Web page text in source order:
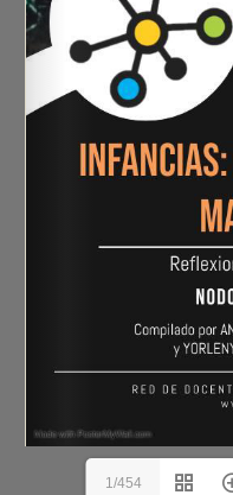
1/454